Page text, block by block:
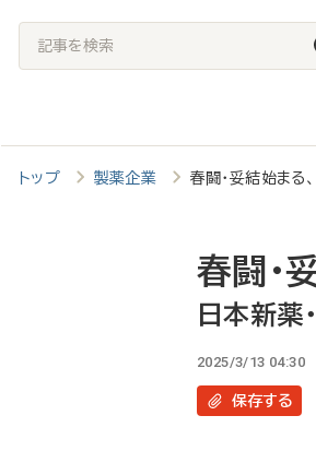
記
事
検
索
トップ 製薬企業 春闘・妥結始ま
春闘・
日本新薬
2025/3/13 04:30
保存する